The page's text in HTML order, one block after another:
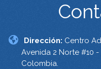
Dirección: Centro
Avenida 2 Norte #10
Colombia.